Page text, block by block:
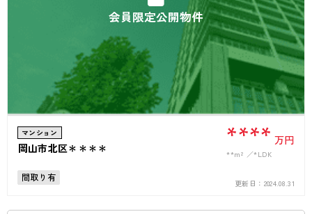
会員限定公開物件
マンション
岡山市北区＊＊＊＊ **** 万円
**m² *LDK
間取り有
更新日： 2024.08.31